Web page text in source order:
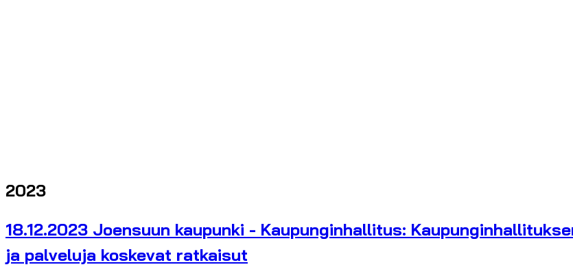
2023
18.12.2023 Joensuun kaupunki - Kaupunginhallitus:
ja palveluja koskevat ratkaisut